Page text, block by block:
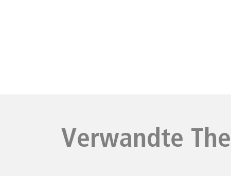
Verwandte